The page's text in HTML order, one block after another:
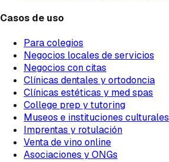
Casos de uso
Para colegios
Negocios locales de servicios
Negocios con citas
Clínicas dentales y ortodoncia
Clínicas estéticas y med spas
College prep y tutoring
Museos e instituciones culturales
Imprentas y rotulación
Venta de vino online
Asociaciones y ONGs